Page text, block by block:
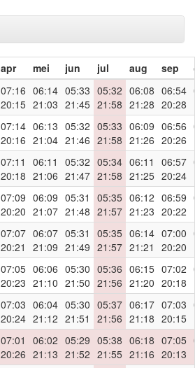
apr mei jun jul aug sep
07:16
20:15
06:14
21:03
05:33
21:45
05:32
21:58
06:08
21:28
06:54
20:28
07:14
20:16
06:13
21:04
05:32
21:46
05:33
21:58
06:09
21:26
06:56
20:26
07:11
20:18
06:11
21:06
05:32
21:47
05:34
21:58
06:11
21:25
06:57
20:24
07:09
20:20
06:09
21:07
05:31
21:48
05:35
21:57
06:12
21:23
06:59
20:22
07:07
20:21
06:07
21:09
05:31
21:49
05:35
21:57
06:14
21:21
07:00
20:20
07:05
20:23
06:06
21:10
05:30
21:50
05:36
21:56
06:15
21:20
07:02
20:18
07:03
20:24
06:04
21:12
05:30
21:51
05:37
21:56
06:17
21:18
07:03
20:15
07:01
20:26
06:02
21:13
05:29
21:52
05:38
21:55
06:18
21:16
07:05
20:13